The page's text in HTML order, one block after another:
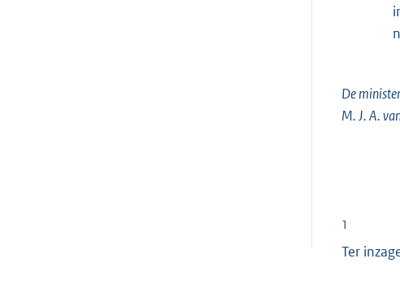
De
M. J. A.
1
Ter